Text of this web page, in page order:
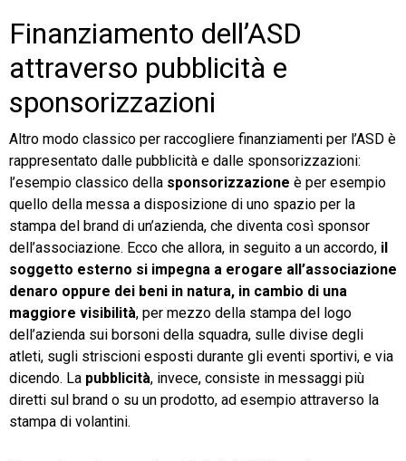
Finanziamento dell’ASD
attraverso pubblicità e
sponsorizzazioni
Altro modo classico per raccogliere finanziamenti per l’ASD è
rappresentato dalle pubblicità e dalle sponsorizzazioni:
l’esempio classico della sponsorizzazione è per esempio
quello della messa a disposizione di uno spazio per la
stampa del brand di un’azienda, che diventa così sponsor
dell’associazione. Ecco che allora, in seguito a un accordo, il
soggetto esterno si impegna a erogare all’associazione
denaro oppure dei beni in natura, in cambio di una
maggiore visibilità, per mezzo della stampa del logo
dell’azienda sui borsoni della squadra, sulle divise degli
atleti, sugli striscioni esposti durante gli eventi sportivi, e via
dicendo. La pubblicità, invece, consiste in messaggi più
diretti sul brand o su un prodotto, ad esempio attraverso la
stampa di volantini.